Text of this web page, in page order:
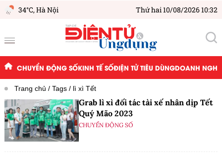
34°C,Hà Nội Thứ hai 10/08/2026 10:32
CHUYỂN ĐỘNG SỐKINH TẾ SỐĐIỆN TỬ TIÊU DÙNGDOANH
Trang chủ Tags lì xì Tết
Grab lì xì đối tác tài xế nhân dịp Tết
Quý Mão 2023
CHUYỂN ĐỘNG SỐ